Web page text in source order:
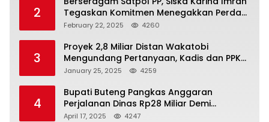
2
Tegaskan Komitmen Menegakkan Perda
di Kendari
February 22, 2025 4260
3
Proyek 2,8 Miliar Distan Wakatobi
Mengundang Pertanyaan, Kadis dan PPK
Bungkam
January 25, 2025 4259
4
Bupati Buteng Pangkas Anggaran
Perjalanan Dinas Rp28 Miliar Demi
Kesejahteraan Rakyat
April 17, 2025 4247